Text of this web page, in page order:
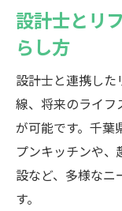
ア
リフォ
設計士
信頼できる
リフォ
設計士とリ
らし方
設計士と連携し
線、将来のライフ
が可能です。千葉
プンキッチンや
設など、多様なニ
す。